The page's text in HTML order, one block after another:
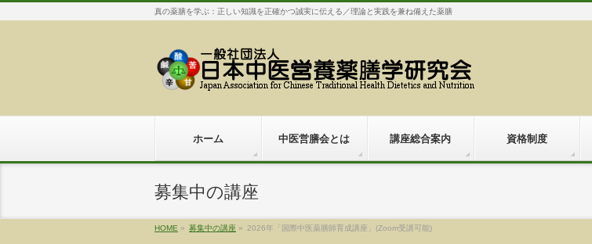
真の薬膳を学ぶ：正しい知識を正確かつ誠実に伝える／理論と実践を兼ね備えた薬膳
ホーム 中医営膳会とは 講座総合案内 資格制度
募集中の講座
HOME » 募集中の講座 » 2026年「国際中医薬膳師育成講座」(Zoom受講可能)